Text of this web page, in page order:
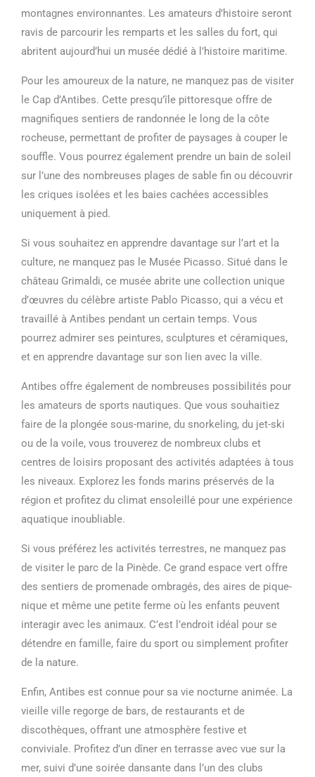
montagnes environnantes. Les amateurs d’histoire seront
ravis de parcourir les remparts et les salles du fort, qui
abritent aujourd’hui un musée dédié à l’histoire maritime.
Pour les amoureux de la nature, ne manquez pas de visiter
le Cap d’Antibes. Cette presqu’île pittoresque offre de
magnifiques sentiers de randonnée le long de la côte
rocheuse, permettant de profiter de paysages à couper le
souffle. Vous pourrez également prendre un bain de soleil
sur l’une des nombreuses plages de sable fin ou découvrir
les criques isolées et les baies cachées accessibles
uniquement à pied.
Si vous souhaitez en apprendre davantage sur l’art et la
culture, ne manquez pas le Musée Picasso. Situé dans le
château Grimaldi, ce musée abrite une collection unique
d’œuvres du célèbre artiste Pablo Picasso, qui a vécu et
travaillé à Antibes pendant un certain temps. Vous
pourrez admirer ses peintures, sculptures et céramiques,
et en apprendre davantage sur son lien avec la ville.
Antibes offre également de nombreuses possibilités pour
les amateurs de sports nautiques. Que vous souhaitiez
faire de la plongée sous-marine, du snorkeling, du jet-ski
ou de la voile, vous trouverez de nombreux clubs et
centres de loisirs proposant des activités adaptées à tous
les niveaux. Explorez les fonds marins préservés de la
région et profitez du climat ensoleillé pour une expérience
aquatique inoubliable.
Si vous préférez les activités terrestres, ne manquez pas
de visiter le parc de la Pinède. Ce grand espace vert offre
des sentiers de promenade ombragés, des aires de pique-
nique et même une petite ferme où les enfants peuvent
interagir avec les animaux. C’est l’endroit idéal pour se
détendre en famille, faire du sport ou simplement profiter
de la nature.
Enfin, Antibes est connue pour sa vie nocturne animée. La
vieille ville regorge de bars, de restaurants et de
discothèques, offrant une atmosphère festive et
conviviale. Profitez d’un dîner en terrasse avec vue sur la
mer, suivi d’une soirée dansante dans l’un des clubs